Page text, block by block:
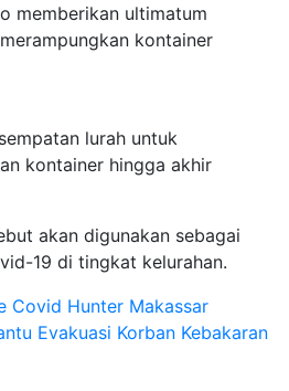
memberikan ultimatum
kontainer
lurah untuk
kontainer hingga akhir
akan digunakan sebagai
19 di tingkat kelurahan.
Covid Hunter Makassar
Evakuasi Korban Kebakaran